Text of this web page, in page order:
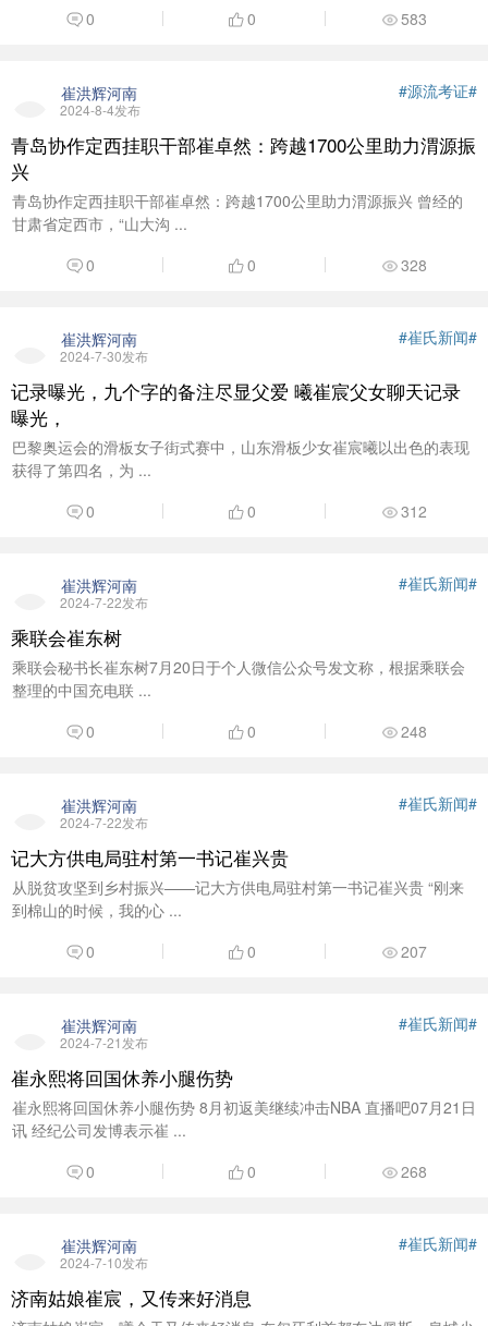
0 0 583
崔洪辉河南
2024-8-4发布
#源流考证#
青岛协作定西挂职干部崔卓然：跨越1700公里助力渭源振
兴
青岛协作定西挂职干部崔卓然：跨越1700公里助力渭源振兴 曾经的
甘肃省定西市，“山大沟 ...
0
0 328
崔洪辉河南
2024-7-30发布
#崔氏新闻#
记录曝光，九个字的备注尽显父爱 曦崔宸父女聊天记录
曝光，
巴黎奥运会的滑板女子街式赛中，山东滑板少女崔宸曦以出色的表现
获得了第四名，为 ...
0
0 312
崔洪辉河南
2024-7-22发布
#崔氏新闻#
乘联会崔东树
乘联会秘书长崔东树7月20日于个人微信公众号发文称，根据乘联会
整理的中国充电联 ...
0
0 248
崔洪辉河南
2024-7-22发布
#崔氏新闻#
记大方供电局驻村第一书记崔兴贵
从脱贫攻坚到乡村振兴——记大方供电局驻村第一书记崔兴贵 “刚来
到棉山的时候，我的心 ...
0
0 207
崔洪辉河南
2024-7-21发布
#崔氏新闻#
崔永熙将回国休养小腿伤势
崔永熙将回国休养小腿伤势 8月初返美继续冲击NBA 直播吧07月21日
讯 经纪公司发博表示崔 ...
0
0 268
崔洪辉河南
2024-7-10发布
#崔氏新闻#
济南姑娘崔宸，又传来好消息